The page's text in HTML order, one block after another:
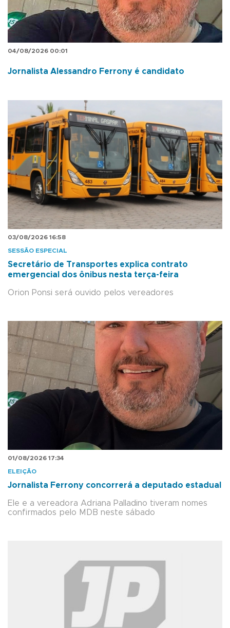
04/08/2026 00:01
Jornalista Alessandro Ferrony é candidato
03/08/2026 16:58
SESSÃO ESPECIAL
Secretário de Transportes explica contrato
emergencial dos ônibus nesta terça-feira
Orion Ponsi será ouvido pelos vereadores
01/08/2026 17:34
ELEIÇÃO
Jornalista Ferrony concorrerá a deputado estadual
Ele e a vereadora Adriana Palladino tiveram nomes
confirmados pelo MDB neste sábado